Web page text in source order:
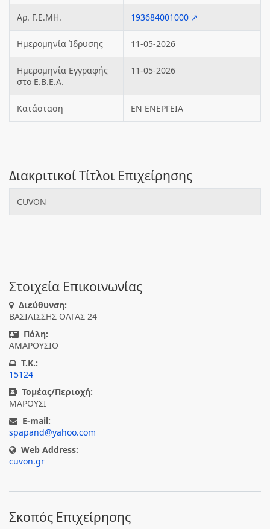
Αρ. Γ.Ε.ΜΗ. 193684001000 ↗
Ημερομηνία Ίδρυσης 11-05-2026
Ημερομηνία Εγγραφής
στο Ε.Β.Ε.Α.
11-05-2026
Κατάσταση ΕΝ ΕΝΕΡΓΕΙΑ
Διακριτικοί Τίτλοι Επιχείρησης
CUVON
Στοιχεία Επικοινωνίας
Διεύθυνση:
ΒΑΣΙΛΙΣΣΗΣ ΟΛΓΑΣ 24
Πόλη:
ΑΜΑΡΟΥΣΙΟ
T.K.:
15124
Τομέας/Περιοχή:
ΜΑΡΟΥΣΙ
E-mail:
spapand@yahoo.com
Web Address:
cuvon.gr
Σκοπός Επιχείρησης